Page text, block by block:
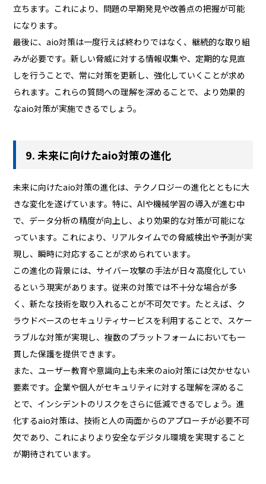
立ちます。これにより、問題の早期発見や改善点の把握が可能
になります。
最後に、aio対策は一度行えば終わりではなく、継続的な取り組
みが必要です。新しい脅威に対する情報収集や、定期的な見直
しを行うことで、常に対策を更新し、強化していくことが求め
られます。これらの質問への理解を深めることで、より効果的
なaio対策が実施できるでしょう。
9. 未来に向けたaio対策の進化
未来に向けたaio対策の進化は、テクノロジーの進化とともに大
きな変化を遂げています。特に、AIや機械学習の導入が進む中
で、データ分析の精度が向上し、より効果的な対策が可能にな
っています。これにより、リアルタイムでの脅威検出や予測が実
現し、瞬時に対応することが求められています。
この進化の背景には、サイバー攻撃の手法が日々高度化してい
るという現実があります。従来の対策では不十分な場合が多
く、新たな技術を取り入れることが不可欠です。たとえば、ク
ラウドベースのセキュリティサービスを利用することで、スケー
ラブルな対策が実現し、複数のプラットフォームにおいても一
貫した保護を提供できます。
また、ユーザー教育や意識向上も未来のaio対策には欠かせない
要素です。企業や個人がセキュリティに対する理解を深めるこ
とで、インシデントのリスクをさらに低減できるでしょう。進
化するaio対策は、技術と人の両面からのアプローチが必要不可
欠であり、これによりより安全なデジタル環境を実現すること
が期待されています。